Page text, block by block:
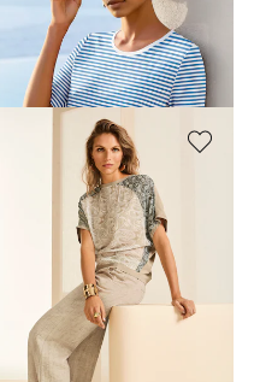
Zeitloses Ringelshirt
39,95 €69,95 €
30-Tage-Bestpreis**: 69,95 € (-42%)
Rundhals-Shirt im Material-Mix
99,95 €
30-Tage-Bestpreis**: 79,95 €